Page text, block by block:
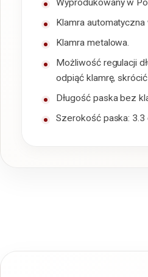
Wyprodukowany w
Klamra
Klamra metalowa.
Możliwość regulacji
odpiąć klamrę,
Długość paska bez
Szerokość paska: 3.3